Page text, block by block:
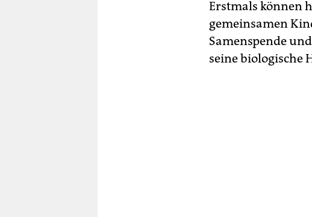
Erstmals können
gemeinsamen
Samenspende
seine biologische